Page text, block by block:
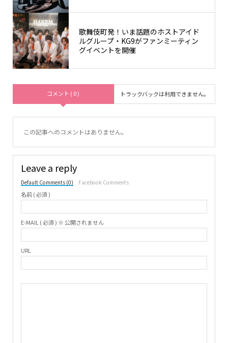
歌舞伎町発！いま話題のホストアイド
ルグループ・KG9がファンミーティン
グイベントを開催
コメント ( 0 ) トラックバックは利用できません。
この記事へのコメントはありません。
Leave a reply
Default Comments (0) Facebook Comments
名前 ( 必須 )
E-MAIL ( 必須 ) ※ 公開されません
URL